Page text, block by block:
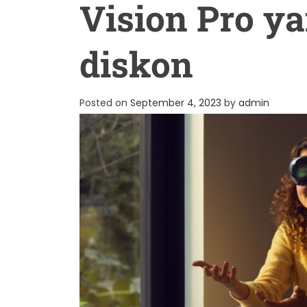
Vision Pro
diskon
Posted on September 4, 2023 by admin